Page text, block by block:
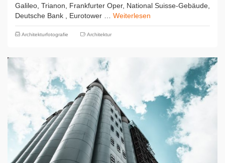
Galileo, Trianon, Frankfurter Oper, National Suisse-Gebäude,
Deutsche Bank , Eurotower … Weiterlesen
Architekturfotografie Architektur